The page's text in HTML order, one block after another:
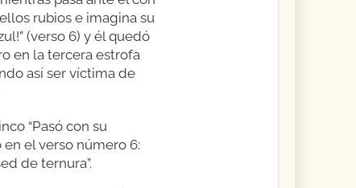
rubios e imagina su
(verso 6) y él quedó
en la tercera estrofa
así ser víctima de
“Pasó con su
el verso número 6:
de ternura”.